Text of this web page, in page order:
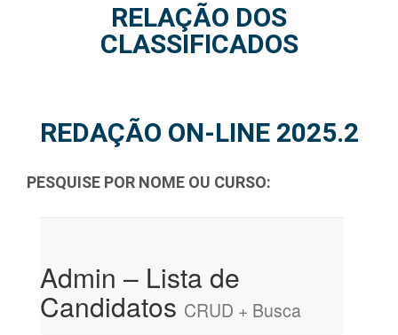
RELAÇÃO DOS
CLASSIFICADOS
REDAÇÃO ON-LINE 2025.2
PESQUISE POR NOME OU CURSO:
Admin – Lista de
Candidatos CRUD + Busca